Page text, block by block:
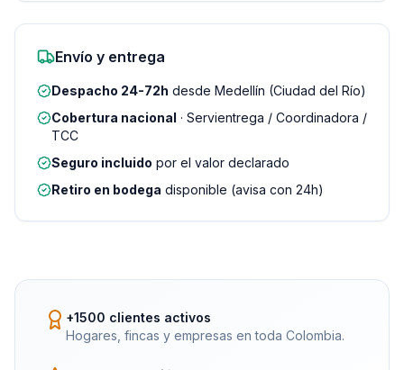
Envío y entrega
Despacho 24-72h desde Medellín (Ciudad del Río)
Cobertura nacional · Servientrega / Coordinadora /
TCC
Seguro incluido por el valor declarado
Retiro en bodega disponible (avisa con 24h)
+1500 clientes activos
Hogares, fincas y empresas en toda Colombia.